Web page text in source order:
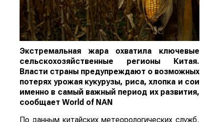
Экстремальная жара охватила ключевые
сельскохозяйственные регионы Китая.
Власти страны предупреждают о возможных
потерях урожая кукурузы, риса, хлопка и сои
именно в самый важный период их развития,
сообщает World of NAN
По данным китайских метеорологических служб,